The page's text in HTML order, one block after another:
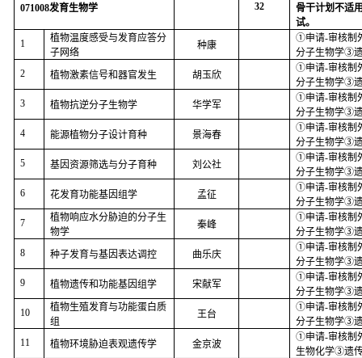
071008发育生物学 32
骨干计划不适
试。
1
植物温度感受与发育应答分
子网络
种康
①申请-审核制
分子生物学③
2
植物激素信号和器官发生 胡玉欣
①申请-审核制
分子生物学③
3
植物抗逆分子生物学 华学军
①申请-审核制
分子生物学③
4
能源植物分子设计育种 景海春
①申请-审核制
分子生物学③
5
基因资源筛选与分子育种 刘公社
①申请-审核制
分子生物学③
6
花发育功能基因组学 孟征
①申请-审核制
分子生物学③
7
植物响应水分胁迫的分子生
物学
秦峰
①申请-审核制
分子生物学③
8
种子发育与基因表达调控 曲乐庆
①申请-审核制
分子生物学③
9
植物遗传和功能基因组学 宋献军
①申请-审核制
分子生物学③
10
植物生殖发育与功能蛋白质
组
王台
①申请-审核制
分子生物学③
11
植物环境胁迫表观遗传学 金京波
①申请-审核制
生物化学③遗